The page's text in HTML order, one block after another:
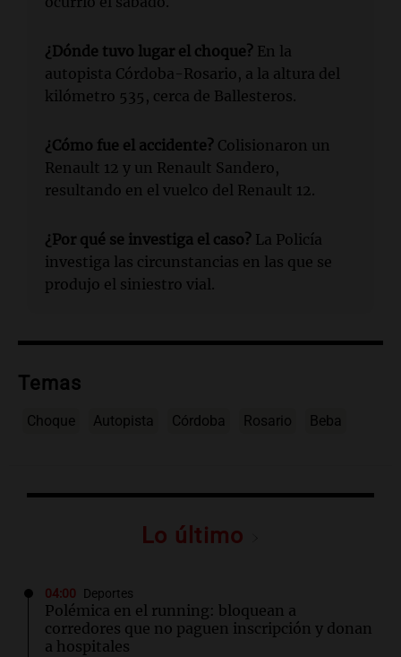
¿Dónde tuvo lugar el choque? En la
autopista Córdoba-Rosario, a la altura del
kilómetro 535, cerca de Ballesteros.
¿Cómo fue el accidente? Colisionaron un
Renault 12 y un Renault Sandero,
resultando en el vuelco del Renault 12.
¿Por qué se investiga el caso? La Policía
investiga las circunstancias en las que se
produjo el siniestro vial.
Temas
Choque Autopista Córdoba Rosario Beba
Lo último
04:00 Deportes
Polémica en el running: bloquean a
corredores que no paguen inscripción y donan
a hospitales